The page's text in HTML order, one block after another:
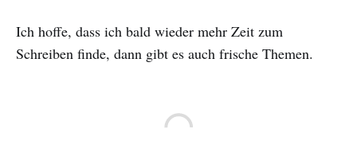
Ich hoffe, dass ich bald wieder mehr Zeit zum
Schreiben finde, dann gibt es auch frische Themen.